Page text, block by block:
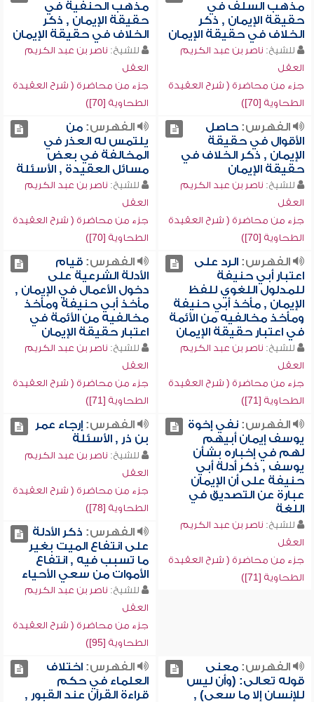
مذهب السلف في
حقيقة الإيمان , ذكر
الخلاف في حقيقة الإيمان
للشيخ: ناصر بن عبد الكريم
العقل
جزء من محاضرة ( شرح العقيدة
الطحاوية [70])
مذهب الحنفية في
حقيقة الإيمان , ذكر
الخلاف في حقيقة الإيمان
للشيخ: ناصر بن عبد الكريم
العقل
جزء من محاضرة ( شرح العقيدة
الطحاوية [70])
الفهرس:حاصل
الأقوال في حقيقة
الإيمان , ذكر الخلاف في
حقيقة الإيمان
للشيخ: ناصر بن عبد الكريم
العقل
جزء من محاضرة ( شرح العقيدة
الطحاوية [70])
الفهرس:من
يلتمس له العذر في
المخالفة في بعض
مسائل العقيدة , الأسئلة
للشيخ: ناصر بن عبد الكريم
العقل
جزء من محاضرة ( شرح العقيدة
الطحاوية [70])
الفهرس:الرد على
اعتبار أبي حنيفة
للمدلول اللغوي للفظ
الإيمان , مأخذ أبي حنيفة
ومأخذ مخالفيه من الأئمة
في اعتبار حقيقة الإيمان
للشيخ: ناصر بن عبد الكريم
العقل
جزء من محاضرة ( شرح العقيدة
الطحاوية [71])
الفهرس:قيام
الأدلة الشرعية على
دخول الأعمال في الإيمان ,
مأخذ أبي حنيفة ومأخذ
مخالفيه من الأئمة في
اعتبار حقيقة الإيمان
للشيخ: ناصر بن عبد الكريم
العقل
جزء من محاضرة ( شرح العقيدة
الطحاوية [71])
الفهرس:نفي إخوة
يوسف إيمان أبيهم
لهم في إخباره بشأن
يوسف , ذكر أدلة أبي
حنيفة على أن الإيمان
عبارة عن التصديق في
اللغة
للشيخ: ناصر بن عبد الكريم
العقل
جزء من محاضرة ( شرح العقيدة
الطحاوية [71])
الفهرس:إرجاء عمر
بن ذر , الأسئلة
للشيخ: ناصر بن عبد الكريم
العقل
جزء من محاضرة ( شرح العقيدة
الطحاوية [78])
الفهرس: ذكر الأدلة
على انتفاع الميت بغير
ما تسبب فيه , انتفاع
الأموات من سعي الأحياء
للشيخ: ناصر بن عبد الكريم
العقل
جزء من محاضرة ( شرح العقيدة
الطحاوية [95])
الفهرس:معنى
قوله تعالى: (وأن ليس
للإنسان إلا ما سعى) ,
الفهرس:اختلاف
العلماء في حكم
قراءة القرآن عند القبور ,